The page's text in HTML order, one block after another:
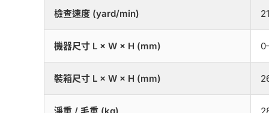
檢查速度 (yard/min)
機器尺寸 L × W × H (mm)
裝箱尺寸 L × W × H (mm)
淨重 / 毛重 (kg)